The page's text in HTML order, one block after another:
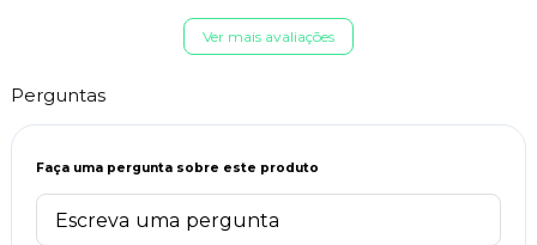
Ver mais avaliações
Perguntas
Faça uma pergunta sobre este produto